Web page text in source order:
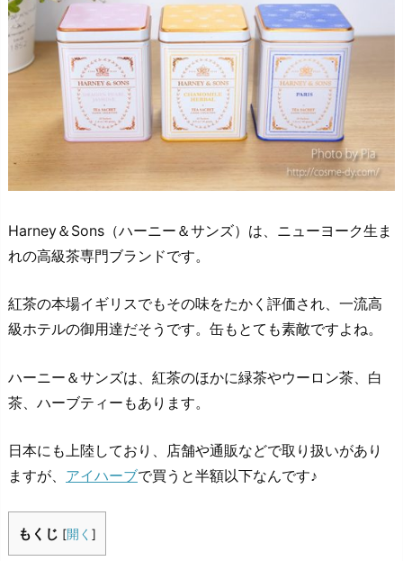
Harney＆Sons（ハーニー＆サンズ）は、ニューヨーク生ま
れの高級茶専門ブランドです。
紅茶の本場イギリスでもその味をたかく評価され、一流高
級ホテルの御用達だそうです。缶もとても素敵ですよね。
ハーニー＆サンズは、紅茶のほかに緑茶やウーロン茶、白
茶、ハーブティーもあります。
日本にも上陸しており、店舗や通販などで取り扱いがあり
ますが、 アイハーブで買うと半額以下なんです♪
もくじ [開く ]